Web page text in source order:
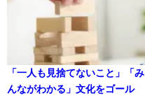
「一人も見捨てないこと」「み
んながわかる」文化をゴール